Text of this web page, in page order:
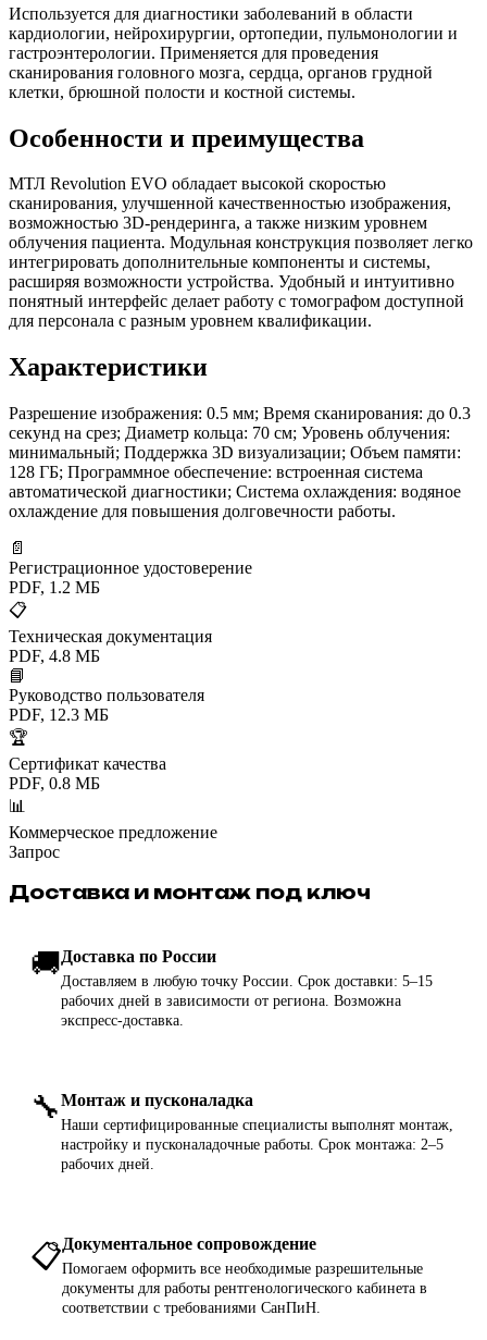
Используется для диагностики заболеваний в области
кардиологии, нейрохирургии, ортопедии, пульмонологии и
гастроэнтерологии. Применяется для проведения
сканирования головного мозга, сердца, органов грудной
клетки, брюшной полости и костной системы.
Особенности и преимущества
МТЛ Revolution EVO обладает высокой скоростью
сканирования, улучшенной качественностью изображения,
возможностью 3D-рендеринга, а также низким уровнем
облучения пациента. Модульная конструкция позволяет легко
интегрировать дополнительные компоненты и системы,
расширяя возможности устройства. Удобный и интуитивно
понятный интерфейс делает работу с томографом доступной
для персонала с разным уровнем квалификации.
Характеристики
Разрешение изображения: 0.5 мм; Время сканирования: до 0.3
секунд на срез; Диаметр кольца: 70 см; Уровень облучения:
минимальный; Поддержка 3D визуализации; Объем памяти:
128 ГБ; Программное обеспечение: встроенная система
автоматической диагностики; Система охлаждения: водяное
охлаждение для повышения долговечности работы.
📄
Регистрационное удостоверение
PDF, 1.2 МБ
📋
Техническая документация
PDF, 4.8 МБ
📘
Руководство пользователя
PDF, 12.3 МБ
🏆
Сертификат качества
PDF, 0.8 МБ
📊
Коммерческое предложение
Запрос
Доставка и монтаж под ключ
🚚Доставка по России
Доставляем в любую точку России. Срок доставки: 5–15
рабочих дней в зависимости от региона. Возможна
экспресс-доставка.
🔧Монтаж и пусконаладка
Наши сертифицированные специалисты выполнят монтаж,
настройку и пусконаладочные работы. Срок монтажа: 2–5
рабочих дней.
📋Документальное сопровождение
Помогаем оформить все необходимые разрешительные
документы для работы рентгенологического кабинета в
соответствии с требованиями СанПиН.